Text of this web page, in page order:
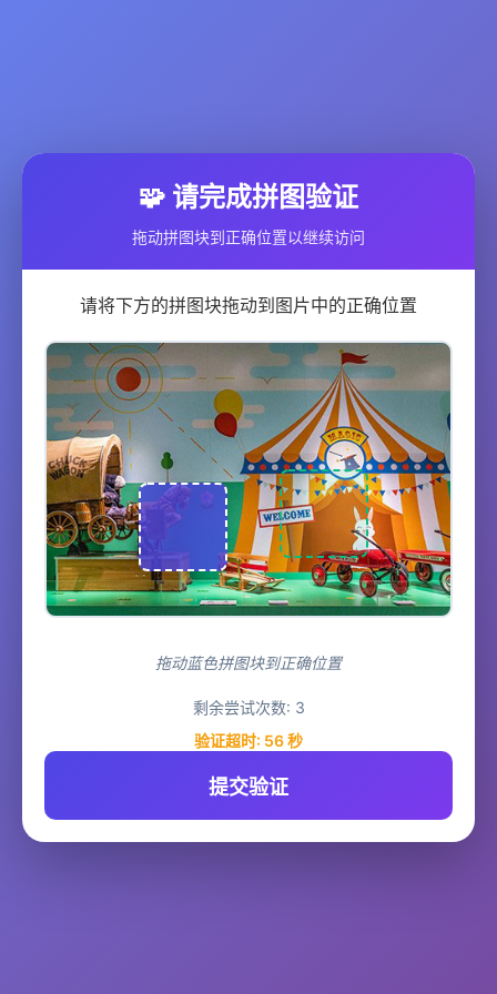
🧩 请完成拼图验证
拖动拼图块到正确位置以继续访问
请将下方的拼图块拖动到图片中的正确位置
拖动蓝色拼图块到正确位置
剩余尝试次数: 3
验证超时: 56秒
提交验证